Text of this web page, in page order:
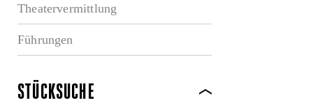
Theatervermittlung
Führungen
STÜCKSUCHE